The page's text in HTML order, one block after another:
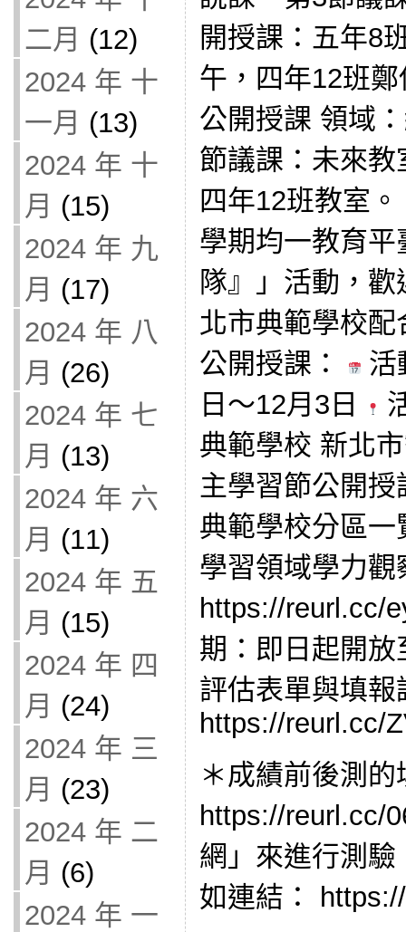
二月 (12)
2024 年 十
一月 (13)
2024 年 十
月 (15)
2024 年 九
月 (17)
2024 年 八
月 (26)
2024 年 七
月 (13)
2024 年 六
月 (11)
2024 年 五
月 (15)
2024 年 四
月 (24)
2024 年 三
月 (23)
2024 年 二
月 (6)
2024 年 一
開授課：五年8
午，四年12班
公開授課 領域
節議課：未來
四年12班教室
學期均一教育
隊』」活動，
北市典範學校
公開授課：
活
日～12月3日
典範學校 新北
主學習節公開
典範學校分區
學習領域學力
https://reurl.cc/
期：即日起開
評估表單與填報
https://reurl.cc/
＊成績前後測
https://reurl.cc/
網」來進行測
如連結：